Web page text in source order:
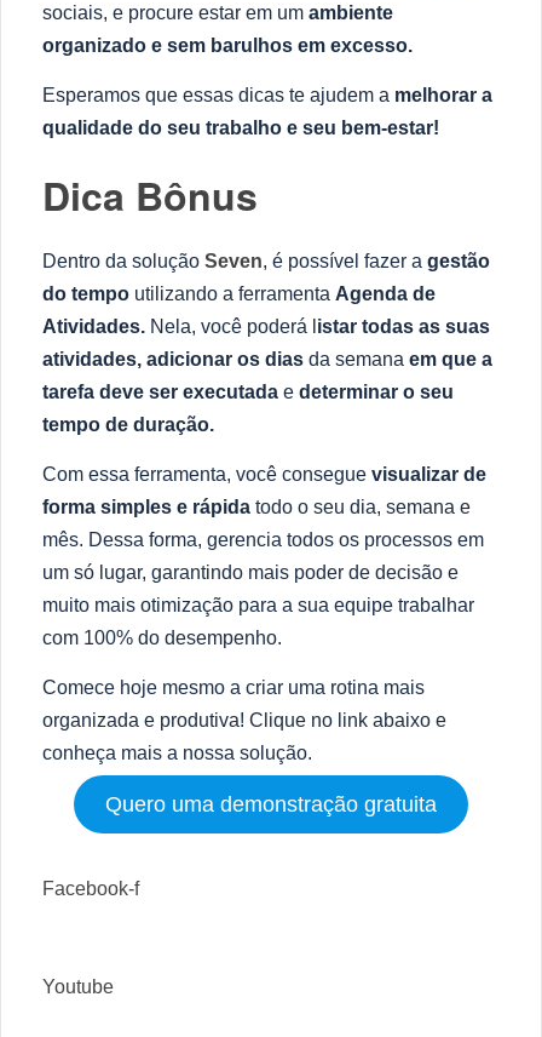
sociais, e procure estar em um ambiente
organizado e sem barulhos em excesso.
Esperamos que essas dicas te ajudem a melhorar a
qualidade do seu trabalho e seu bem-estar!
Dica Bônus
Dentro da solução Seven, é possível fazer a gestão
do tempo utilizando a ferramenta Agenda de
Atividades. Nela, você poderá l istar todas as suas
atividades, adicionar os dias da semana em que a
tarefa deve ser executada e determinar o seu
tempo de duração.
Com essa ferramenta, você consegue visualizar de
forma simples e rápida todo o seu dia, semana e
mês. Dessa forma, gerencia todos os processos em
um só lugar, garantindo mais poder de decisão e
muito mais otimização para a sua equipe trabalhar
com 100% do desempenho.
Comece hoje mesmo a criar uma rotina mais
organizada e produtiva! Clique no link abaixo e
conheça mais a nossa solução.
Quero uma demonstração gratuita
Facebook-f
Youtube